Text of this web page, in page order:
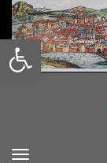
פתח